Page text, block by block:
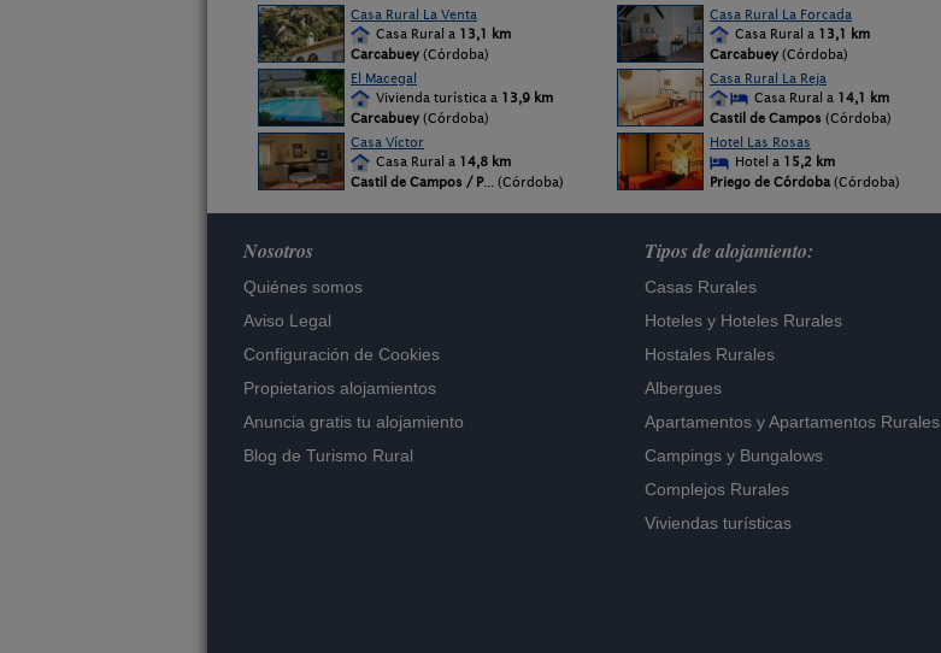
Casa Rural La Venta
Casa Rural a 13,1 km
Carcabuey (Córdoba)
Casa Rural La Forcada
Casa Rural a 13,1 km
Carcabuey (Córdoba)
El Macegal
Vivienda turística a 13,9 km
Carcabuey (Córdoba)
Casa Rural La Reja
Casa Rural a 14,1 km
Castil de Campos (Córdoba)
Casa Víctor
Casa Rural a 14,8 km
Castil de Campos / P... (Córdoba)
Hotel Las Rosas
Hotel a 15,2 km
Priego de Córdoba (Córdoba)
Nosotros
Quiénes somos
Aviso Legal
Configuración de Cookies
Propietarios alojamientos
Anuncia gratis tu alojamiento
Blog de Turismo Rural
Tipos de alojamiento:
Casas Rurales
Hoteles y Hoteles Rurales
Hostales Rurales
Albergues
Apartamentos yApartamentos Rurales
Campings y Bungalows
Complejos Rurales
Viviendas turísticas